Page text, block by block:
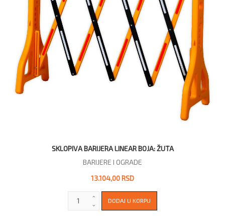
SKLOPIVA BARIJERA LINEAR BOJA: ŽUTA
BARIJERE I OGRADE
13.104,00 RSD